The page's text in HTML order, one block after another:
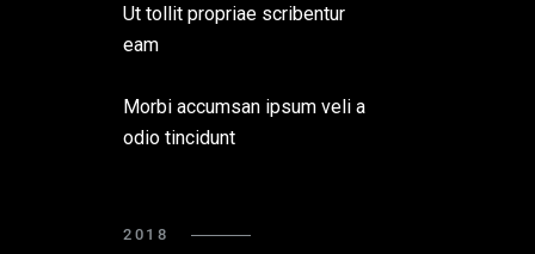
Ut tollit propriae scribentur
eam
Morbi accumsan ipsum veli a
odio tincidunt
2018